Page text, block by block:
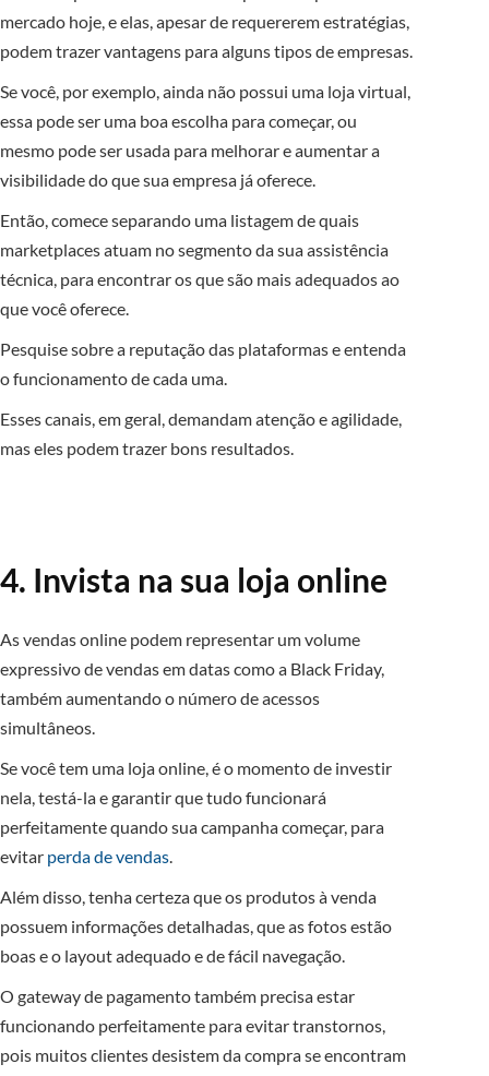
mercado hoje, e elas, apesar de requererem estratégias,
podem trazer vantagens para alguns tipos de empresas.
Se você, por exemplo, ainda não possui uma loja virtual,
essa pode ser uma boa escolha para começar, ou
mesmo pode ser usada para melhorar e aumentar a
visibilidade do que sua empresa já oferece.
Então, comece separando uma listagem de quais
marketplaces atuam no segmento da sua assistência
técnica, para encontrar os que são mais adequados ao
que você oferece.
Pesquise sobre a reputação das plataformas e entenda
o funcionamento de cada uma.
Esses canais, em geral, demandam atenção e agilidade,
mas eles podem trazer bons resultados.
4. Invista na sua loja online
As vendas online podem representar um volume
expressivo de vendas em datas como a Black Friday,
também aumentando o número de acessos
simultâneos.
Se você tem uma loja online, é o momento de investir
nela, testá-la e garantir que tudo funcionará
perfeitamente quando sua campanha começar, para
evitar perda de vendas.
Além disso, tenha certeza que os produtos à venda
possuem informações detalhadas, que as fotos estão
boas e o layout adequado e de fácil navegação.
O gateway de pagamento também precisa estar
funcionando perfeitamente para evitar transtornos,
pois muitos clientes desistem da compra se encontram